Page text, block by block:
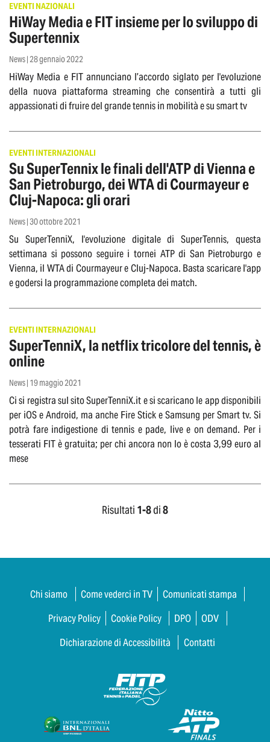
EVENTI NAZIONALI
HiWay Media e FIT insieme per lo sviluppo di
Supertennix
News | 28 gennaio 2022
HiWay Media e FIT annunciano l’accordo siglato per l'evoluzione
della nuova piattaforma streaming che consentirà a tutti gli
appassionati di fruire del grande tennis in mobilità e su smart tv
EVENTI INTERNAZIONALI
Su SuperTennix le finali dell'ATP di Vienna e
San Pietroburgo, dei WTA di Courmayeur e
Cluj-Napoca: gli orari
News | 30 ottobre 2021
Su SuperTenniX, l'evoluzione digitale di SuperTennis, questa
settimana si possono seguire i tornei ATP di San Pietroburgo e
Vienna, il WTA di Courmayeur e Cluj-Napoca. Basta scaricare l'app
e godersi la programmazione completa dei match.
EVENTI INTERNAZIONALI
SuperTenniX, la netflix tricolore del tennis, è
online
News | 19 maggio 2021
Ci si registra sul sito SuperTenniX.it e si scaricano le app disponibili
per iOS e Android, ma anche Fire Stick e Samsung per Smart tv. Si
potrà fare indigestione di tennis e pade, live e on demand. Per i
tesserati FIT è gratuita; per chi ancora non lo è costa 3,99 euro al
mese
Risultati 1-8di8
Chi siamo Come vederci in TV
Comunicati stampa
Privacy Policy
Cookie Policy DPO
ODV
Dichiarazione di Accessibilità
Contatti